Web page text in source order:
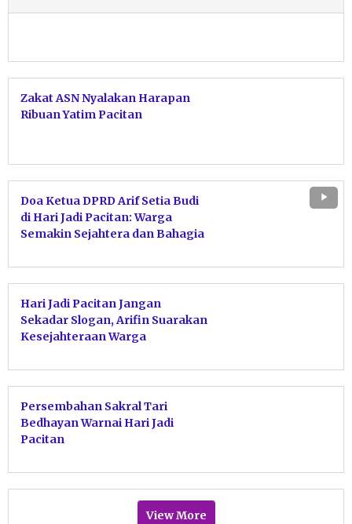
Zakat ASN Nyalakan Harapan
Ribuan Yatim Pacitan
Doa Ketua DPRD Arif Setia Budi
di Hari Jadi Pacitan: Warga
Semakin Sejahtera dan Bahagia
Hari Jadi Pacitan Jangan
Sekadar Slogan, Arifin Suarakan
Kesejahteraan Warga
Persembahan Sakral Tari
Bedhayan Warnai Hari Jadi
Pacitan
View More